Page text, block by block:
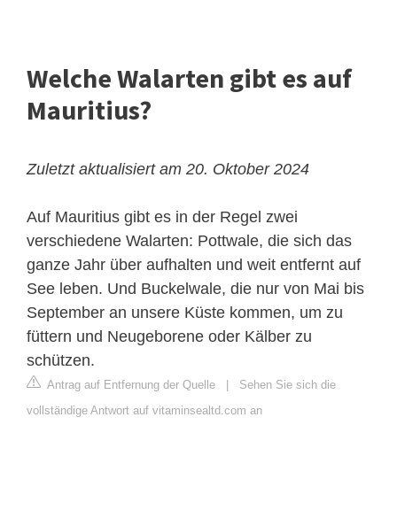
Welche Walarten gibt es auf
Mauritius?
Zuletzt aktualisiert am 20. Oktober 2024
Auf Mauritius gibt es in der Regel zwei
verschiedene Walarten: Pottwale, die sich das
ganze Jahr über aufhalten und weit entfernt auf
See leben. Und Buckelwale, die nur von Mai bis
September an unsere Küste kommen, um zu
füttern und Neugeborene oder Kälber zu
schützen.
Antrag auf Entfernung der Quelle
Sehen Sie sich die
vollständige Antwort auf vitaminsealtd.com an